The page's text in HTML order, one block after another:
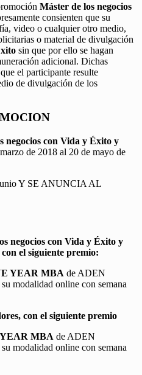
Máster de los negocios
consienten que su
video o cualquier otro medio,
o material de divulgación
sin que por ello se hagan
adicional. Dichas
el participante resulte
de divulgación de los
negocios con Vida y Éxito y
de 2018 al 20 de mayo de
Y SE ANUNCIA AL
negocios con Vida y Éxito y
el siguiente premio:
YEAR MBA de ADEN
modalidad online con semana
con el siguiente premio
MBA de ADEN
modalidad online con semana